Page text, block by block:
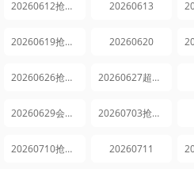
20260612抢先逛 20260613
20260619抢先逛 20260620
20260626抢先逛 20260627超前加更
20260629会员精选 20260703抢先逛
20260710抢先逛 20260711